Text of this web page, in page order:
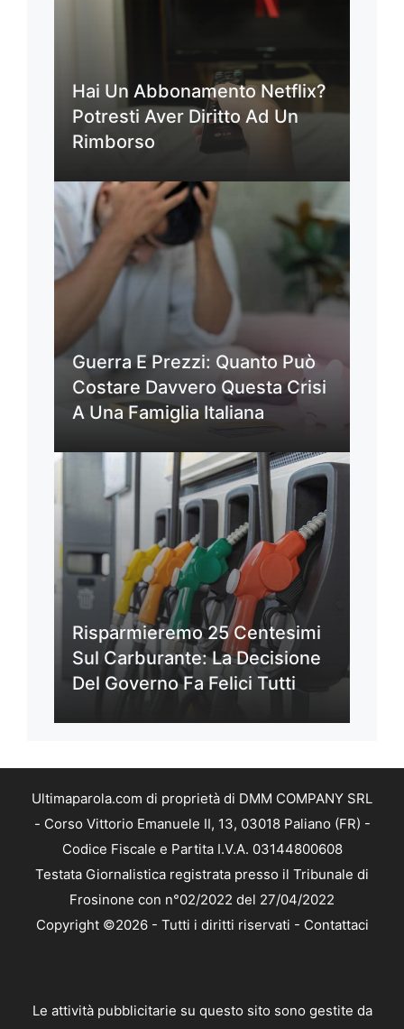
Hai Un Abbonamento Netflix?
Potresti Aver Diritto Ad Un
Rimborso
Guerra E Prezzi: Quanto Può
Costare Davvero Questa Crisi
A Una Famiglia Italiana
Risparmieremo 25 Centesimi
Sul Carburante: La Decisione
Del Governo Fa Felici Tutti
Ultimaparola.com di proprietà di DMM COMPANY SRL
- Corso Vittorio Emanuele II, 13, 03018 Paliano (FR) -
Codice Fiscale e Partita I.V.A. 03144800608
Testata Giornalistica registrata presso il Tribunale di
Frosinone con n°02/2022 del 27/04/2022
Copyright ©2026 - Tutti i diritti riservati - Contattaci
Le attività pubblicitarie su questo sito sono gestite da